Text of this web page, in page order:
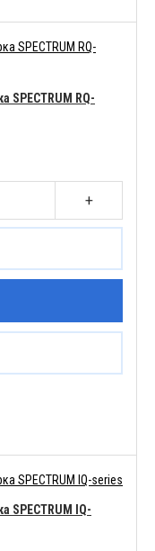
SPECTRUM RQ-
+
SPECTRUM IQ-